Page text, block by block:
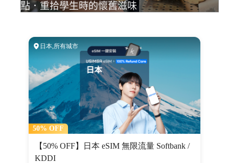
點．重拾學生時的懷舊滋味